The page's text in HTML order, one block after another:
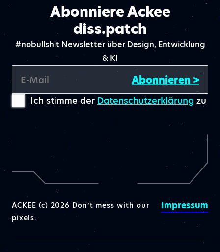
Abonniere Ackee
diss.patch
#nobullshit Newsletter über Design, Entwicklung
& KI
E-Mail Abonnieren >
Ich stimme der Datenschutzerklärung zu
ACKEE (c) 2026 Don’t mess with our
pixels.
Impressum